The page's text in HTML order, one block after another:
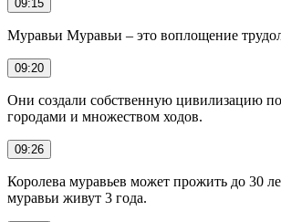
09:15
Муравьи Муравьи – это воплощение
09:20
Они создали собственную цивилизацию
городами и множеством ходов.
09:26
Королева муравьев может прожить до 30
муравьи живут 3 года.